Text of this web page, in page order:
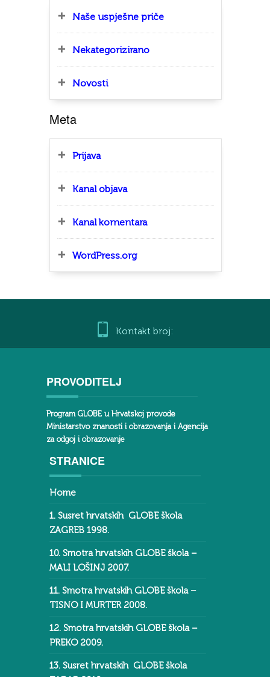
Naše uspješne priče
Nekategorizirano
Novosti
Meta
Prijava
Kanal objava
Kanal komentara
WordPress.org
Kontakt broj:
PROVODITELJ
Program GLOBE u Hrvatskoj provode
Ministarstvo znanosti i obrazovanja i Agencija
za odgoj i obrazovanje
STRANICE
Home
1. Susret hrvatskih GLOBE škola
ZAGREB 1998.
10. Smotra hrvatskih GLOBE škola –
MALI LOŠINJ 2007.
11. Smotra hrvatskih GLOBE škola –
TISNO I MURTER 2008.
12. Smotra hrvatskih GLOBE škola –
PREKO 2009.
13. Susret hrvatskih GLOBE škola